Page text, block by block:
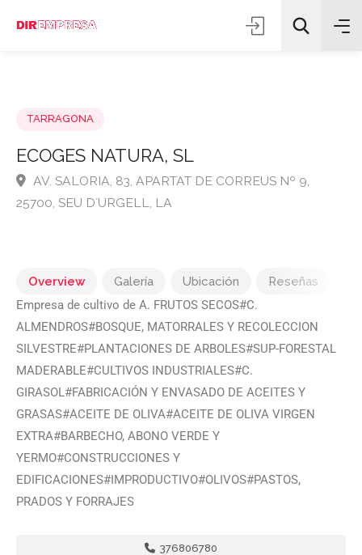
Todas las categorías
ECOGES NATURA, SL
AV. SALORIA, 83, APARTAT DE CORREUS Nº 9,
Overview Galería Ubicación
Reseñas
Empresa de cultivo de A. FRUTOS SECOS#C.
ALMENDROS#BOSQUE, MATORRALES Y RECOLECCION
SILVESTRE#PLANTACIONES DE ARBOLES#SUP-FORESTAL
MADERABLE#CULTIVOS INDUSTRIALES#C.
GIRASOL#FABRICACIÓN Y ENVASADO DE ACEITES Y
GRASAS#ACEITE DE OLIVA#ACEITE DE OLIVA VIRGEN
EXTRA#BARBECHO, ABONO VERDE Y
YERMO#CONSTRUCCIONES Y
EDIFICACIONES#IMPRODUCTIVO#OLIVOS#PASTOS,
PRADOS Y FORRAJES
376806780